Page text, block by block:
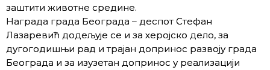
заштити животне средине.
Награда града Београда – деспот Стефан
Лазаревић додељује се и за херојско дело, за
дугогодишњи рад и трајан допринос развоју града
Београда и за изузетан допринос у реализацији